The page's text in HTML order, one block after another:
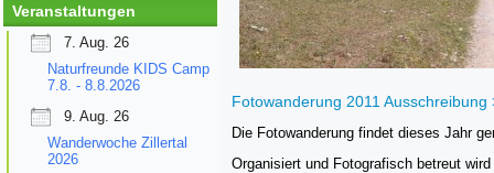
Veranstaltungen
7. Aug. 26
Naturfreunde KIDS Camp
7.8. - 8.8.2026
9. Aug. 26
Wanderwoche Zillertal
2026
Fotowanderung 2011 Ausschreibung
Die Fotowanderung findet dieses Jahr
Organisiert und Fotografisch betreut